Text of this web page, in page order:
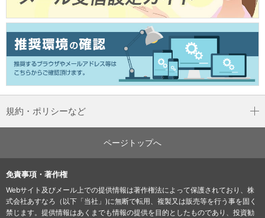
規約・ポリシーなど
ページトップへ
免責事項・著作権
Webサイト及びメール上での提供情報は著作権法によって保護されており、株
式会社あすなろ（以下「当社」)に無断で転用、複製又は販売等を行う事を固く
禁じます。提供情報はあくまでも情報の提供を目的としたものであり、投資勧